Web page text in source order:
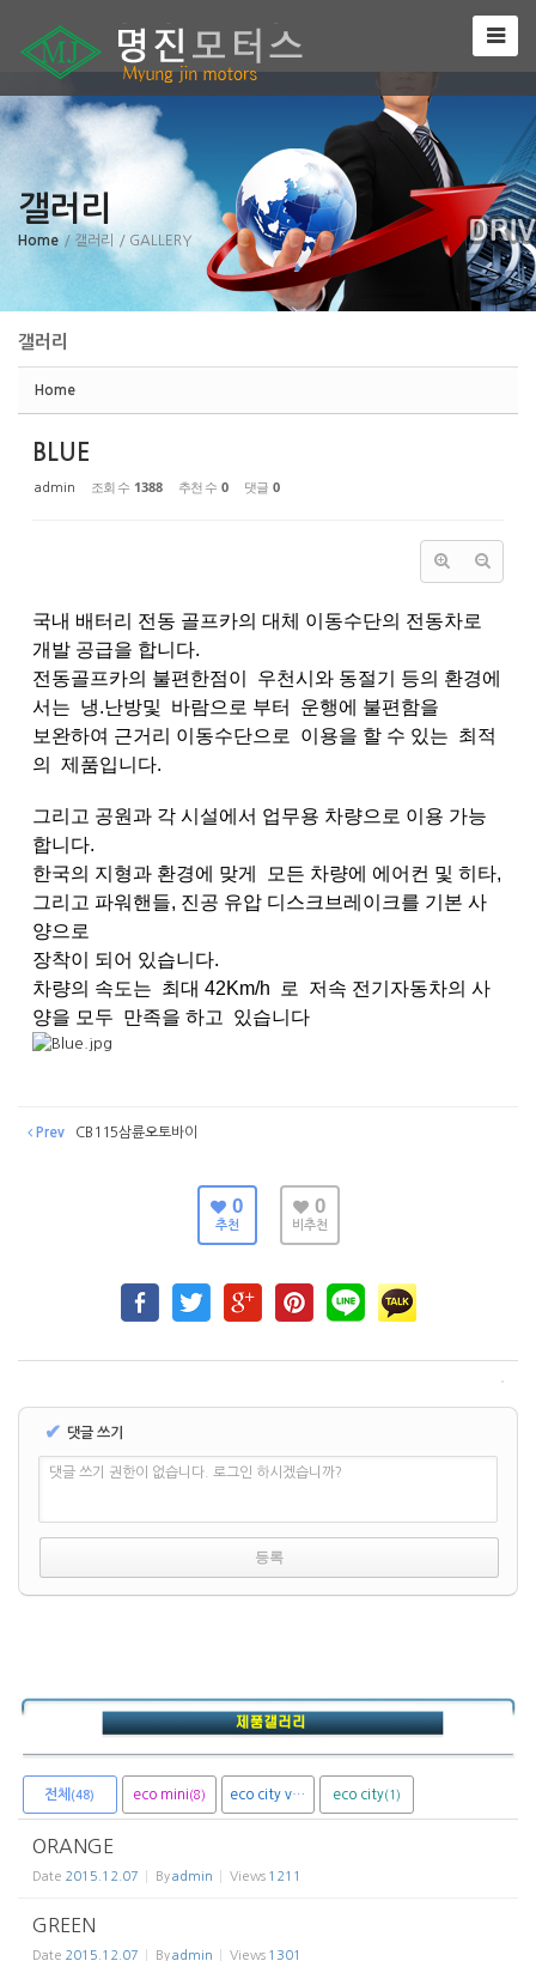
갤러리
Home / 갤러리 / GALLERY
갤러리
Home
BLUE
admin 조회 수 1388 추천 수 0 댓글 0
국내 배터리 전동 골프카의 대체 이동수단의 전동차로
개발 공급을 합니다.
전동골프카의 불편한점이 우천시와 동절기 등의 환경에
서는 냉.난방및 바람으로 부터 운행에 불편함을
보완하여 근거리 이동수단으로 이용을 할 수 있는 최적
의 제품입니다.
그리고 공원과 각 시설에서 업무용 차량으로 이용 가능
합니다.
한국의 지형과 환경에 맞게 모든 차량에 에어컨 및 히타,
그리고 파워핸들, 진공 유압 디스크브레이크를 기본 사
양으로
장착이 되어 있습니다.
차량의 속도는 최대 42Km/h 로 저속 전기자동차의 사
양을 모두 만족을 하고 있습니다
Prev CB115삼륜오토바이
0
추천
0
비추천
✔ 댓글 쓰기
댓글 쓰기 권한이 없습니다. 로그인 하시겠습니까?
전체 (48) eco mini (8) eco city van eco city(1)
ORANGE
Date 2015.12.07 Byadmin Views 1211
GREEN
Date 2015.12.07 Byadmin Views 1301
Sketchbook5, 스케치북5
Sketchbook5, 스케치북5